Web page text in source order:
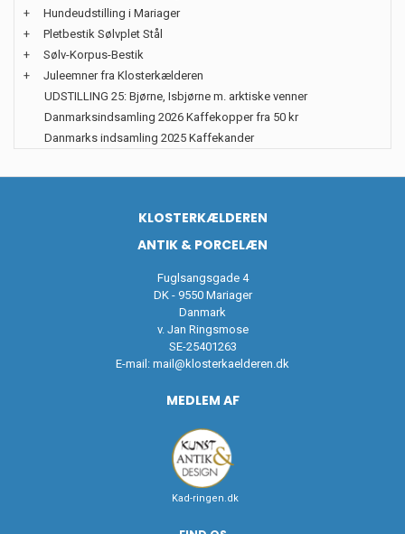
+
Hundeudstilling i Mariager
+
Pletbestik Sølvplet Stål
+
Sølv-Korpus-Bestik
+
Juleemner fra Klosterkælderen
UDSTILLING 25: Bjørne, Isbjørne m. arktiske venner
Danmarksindsamling 2026 Kaffekopper fra 50 kr
Danmarks indsamling 2025 Kaffekander
KLOSTERKÆLDEREN
ANTIK & PORCELÆN
Fuglsangsgade 4
DK - 9550 Mariager
Danmark
v. Jan Ringsmose
SE-25401263
E-mail: mail@klosterkaelderen.dk
MEDLEM AF
Kad-ringen.dk